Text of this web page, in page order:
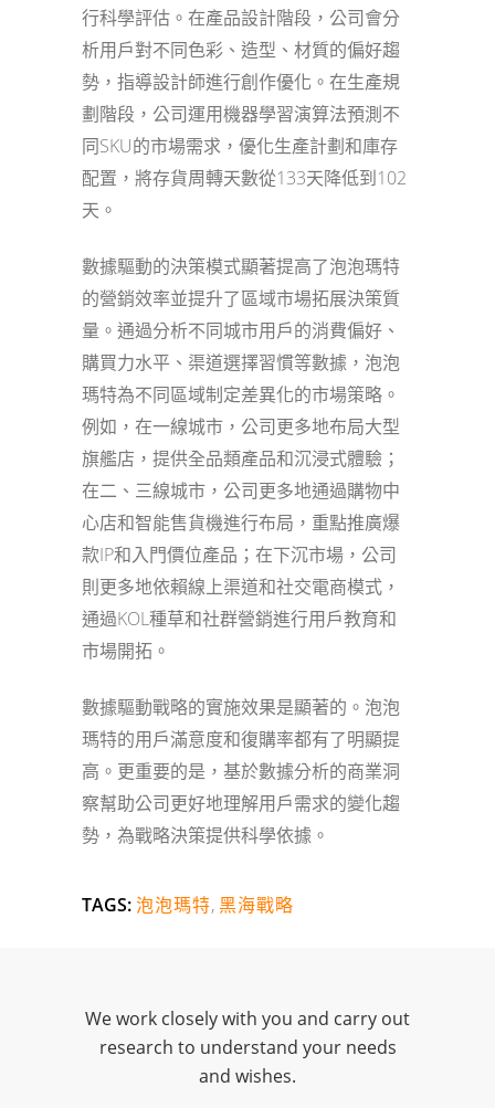
行科學評估。在產品設計階段，公司會分
析用戶對不同色彩、造型、材質的偏好趨
勢，指導設計師進行創作優化。在生產規
劃階段，公司運用機器學習演算法預測不
同SKU的市場需求，優化生產計劃和庫存
配置，將存貨周轉天數從133天降低到102
天。
數據驅動的決策模式顯著提高了泡泡瑪特
的營銷效率並提升了區域市場拓展決策質
量。通過分析不同城市用戶的消費偏好、
購買力水平、渠道選擇習慣等數據，泡泡
瑪特為不同區域制定差異化的市場策略。
例如，在一線城市，公司更多地布局大型
旗艦店，提供全品類產品和沉浸式體驗；
在二、三線城市，公司更多地通過購物中
心店和智能售貨機進行布局，重點推廣爆
款IP和入門價位產品；在下沉市場，公司
則更多地依賴線上渠道和社交電商模式，
通過KOL種草和社群營銷進行用戶教育和
市場開拓。
數據驅動戰略的實施效果是顯著的。泡泡
瑪特的用戶滿意度和復購率都有了明顯提
高。更重要的是，基於數據分析的商業洞
察幫助公司更好地理解用戶需求的變化趨
勢，為戰略決策提供科學依據。
TAGS:泡泡瑪特,黑海戰略
We work closely with you and carry out
research to understand your needs
and wishes.